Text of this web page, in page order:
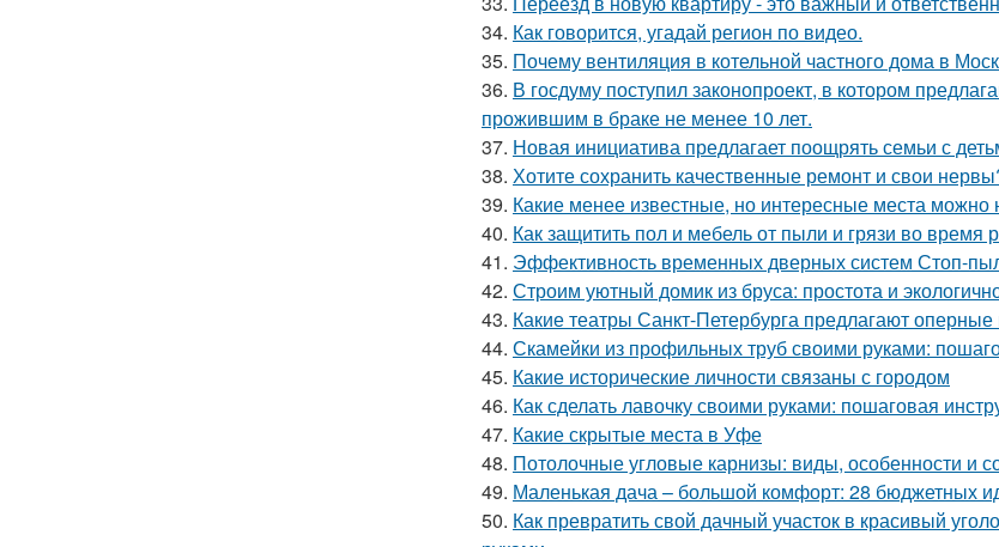
34. Как говорится, угадай регион по видео.
35. Почему вентиляция в котельной частного дома в
36. В госдуму поступил законопроект, в котором
прожившим в браке не менее 10 лет.
37. Новая инициатива предлагает поощрять семьи с
38. Хотите сохранить качественные ремонт и свои
39. Какие менее известные, но интересные места можно
40. Как защитить пол и мебель от пыли и грязи во время
41. Эффективность временных дверных систем Стоп-
42. Строим уютный домик из бруса: простота и
43. Какие театры Санкт-Петербурга предлагают оперные
44. Скамейки из профильных труб своими руками:
45. Какие исторические личности связаны с городом
46. Как сделать лавочку своими руками: пошаговая
47. Какие скрытые места в Уфе
48. Потолочные угловые карнизы: виды, особенности и
49. Маленькая дача – большой комфорт: 28 бюджетных
50. Как превратить свой дачный участок в красивый